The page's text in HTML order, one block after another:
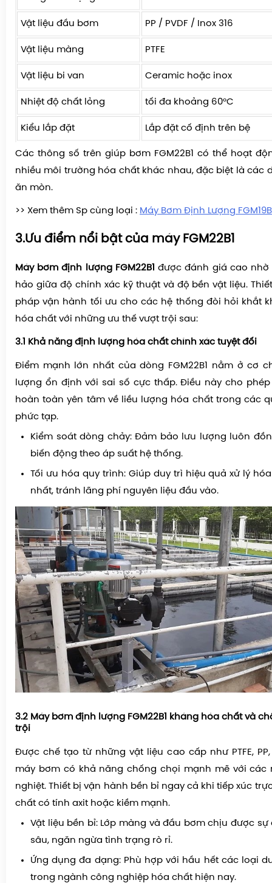
Vật liệu đầu bơm PP / PVDF / Inox 316
Vật liệu màng PTFE
Vật liệu bi van Ceramic hoặc inox
Nhiệt độ chất lỏng tối đa khoảng 60°C
Kiểu lắp đặt Lắp đặt cố định trên bệ
Các thông số trên giúp bơm FGM22B1 có thể hoạt
nhiều môi trường hóa chất khác nhau, đặc biệt là các
ăn mòn.
>> Xem thêm Sp cùng loại : Máy Bơm Định Lượng
3.Ưu điểm nổi bật của máy FGM22B1
Máy bơm định lượng FGM22B1 được đánh giá cao nhờ
hảo giữa độ chính xác kỹ thuật và độ bền vật liệu.
pháp vận hành tối ưu cho các hệ thống đòi hỏi khắt
hóa chất với những ưu thế vượt trội sau:
3.1 Khả năng định lượng hóa chất chính xác tuyệt đối
Điểm mạnh lớn nhất của dòng FGM22B1 nằm ở cơ
lượng ổn định với sai số cực thấp. Điều này cho
hoàn toàn yên tâm về liều lượng hóa chất trong các
phức tạp.
Kiểm soát dòng chảy: Đảm bảo lưu lượng luôn
biến động theo áp suất hệ thống.
Tối ưu hóa quy trình: Giúp duy trì hiệu quả xử lý
nhất, tránh lãng phí nguyên liệu đầu vào.
3.2 Máy bơm định lượng FGM22B1 kháng hóa chất và
trội
Được chế tạo từ những vật liệu cao cấp như PTFE, PP,
máy bơm có khả năng chống chọi mạnh mẽ với các
nghiệt. Thiết bị vận hành bền bỉ ngay cả khi tiếp xúc
chất có tính axit hoặc kiềm mạnh.
Vật liệu bền bỉ: Lớp màng và đầu bơm chịu được
sâu, ngăn ngừa tình trạng rò rỉ.
Ứng dụng đa dạng: Phù hợp với hầu hết các loại
trong ngành công nghiệp hóa chất hiện nay.